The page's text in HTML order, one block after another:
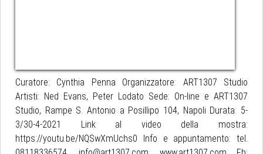
Curatore: Cynthia Penna Organizzatore: ART1307 Studio
Artisti: Ned Evans, Peter Lodato Sede: On-line e ART1307
Studio, Rampe S. Antonio a Posillipo 104, Napoli Durata: 5-
3/30-4-2021 Link al video della mostra:
https://youtu.be/NQSwXmUchs0 Info e appuntamento: tel.